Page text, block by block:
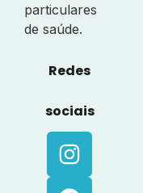
particulares
de saúde.
Redes
sociais